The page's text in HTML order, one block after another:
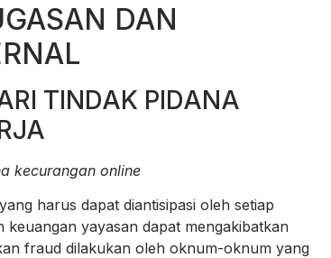
DAN
TINDAK PIDANA
kecurangan online
harus dapat diantisipasi oleh setiap
yayasan dapat mengakibatkan
fraud dilakukan oleh oknum-oknum yang